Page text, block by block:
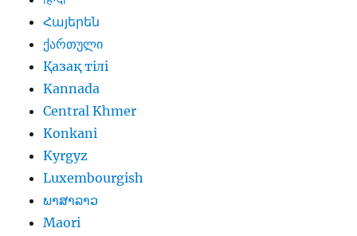
Հայերեն
ქართული
Қазақ тілі
Kannada
Central Khmer
Konkani
Kyrgyz
Luxembourgish
ພາສາລາວ
Maori